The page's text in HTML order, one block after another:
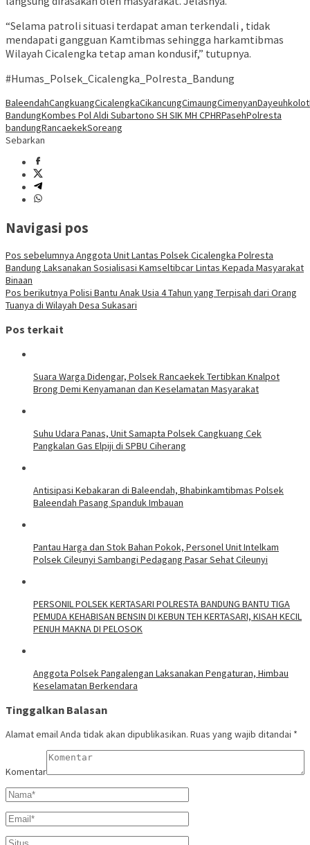
“Selama patroli situasi terdapat aman terkendali , tidak
mendapati gangguan Kamtibmas sehingga harkamtibmas
Wilayah Cicalengka tetap aman kondusif,” tutupnya.
#Humas_Polsek_Cicalengka_Polresta_Bandung
BaleendahCangkuangCicalengkaCikancungCimaungCimenyanDayeuhkolot
BandungKombes Pol Aldi Subartono SH SIK MH CPHRPasehPolresta
bandungRancaekekSoreang
Sebarkan
Navigasi pos
Pos sebelumnya Anggota Unit Lantas Polsek Cicalengka Polresta
Bandung Laksanakan Sosialisasi Kamseltibcar Lintas Kepada Masyarakat
Binaan
Pos berikutnya Polisi Bantu Anak Usia 4 Tahun yang Terpisah dari Orang
Tuanya di Wilayah Desa Sukasari
Pos terkait
Suara Warga Didengar, Polsek Rancaekek Tertibkan Knalpot
Brong Demi Kenyamanan dan Keselamatan Masyarakat
Suhu Udara Panas, Unit Samapta Polsek Cangkuang Cek
Pangkalan Gas Elpiji di SPBU Ciherang
Antisipasi Kebakaran di Baleendah, Bhabinkamtibmas Polsek
Baleendah Pasang Spanduk Imbauan
Pantau Harga dan Stok Bahan Pokok, Personel Unit Intelkam
Polsek Cileunyi Sambangi Pedagang Pasar Sehat Cileunyi
PERSONIL POLSEK KERTASARI POLRESTA BANDUNG BANTU TIGA
PEMUDA KEHABISAN BENSIN DI KEBUN TEH KERTASARI, KISAH KECIL
PENUH MAKNA DI PELOSOK
Anggota Polsek Pangalengan Laksanakan Pengaturan, Himbau
Keselamatan Berkendara
Tinggalkan Balasan
Alamat email Anda tidak akan dipublikasikan. Ruas yang wajib ditandai *
Komentar